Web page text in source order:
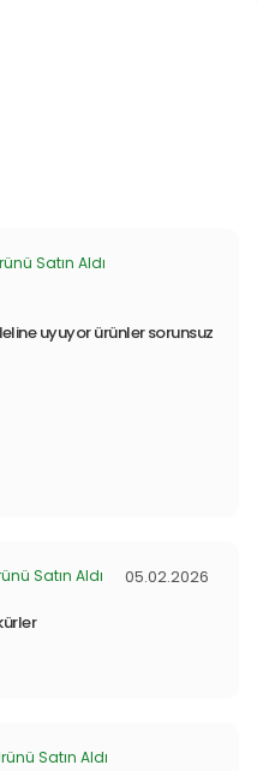
Satın Aldı
uyuyor ürünler sorunsuz
Satın Aldı 05.02.2026
Satın Aldı